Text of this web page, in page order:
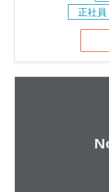
正社員